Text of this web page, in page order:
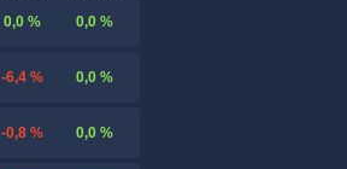
0,0 % 0,0 %
-6,4 % 0,0 %
-0,8 % 0,0 %